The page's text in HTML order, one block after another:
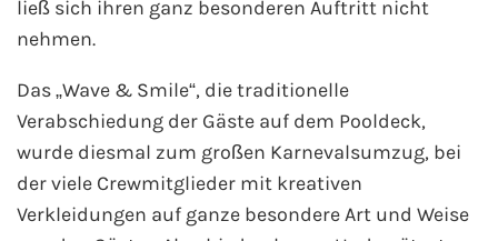
ließ sich ihren ganz besonderen Auftritt nicht
nehmen.
Das „Wave & Smile“, die traditionelle
Verabschiedung der Gäste auf dem Pooldeck,
wurde diesmal zum großen Karnevalsumzug, bei
der viele Crewmitglieder mit kreativen
Verkleidungen auf ganze besondere Art und Weise